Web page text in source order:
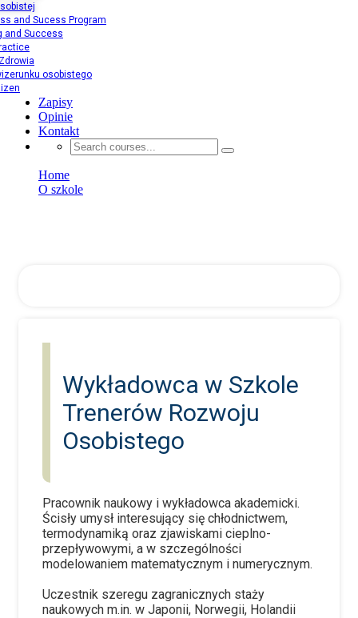
and Sucess Program
and Success
osobistego
Zapisy
Opinie
Kontakt
Home
O szkole
Wykładowca w Szkole
Trenerów Rozwoju
Osobistego
Pracownik naukowy i wykładowca akademicki.
Ścisły umysł interesujący się chłodnictwem,
termodynamiką oraz zjawiskami cieplno-
przepływowymi, a w szczególności
modelowaniem matematycznym i numerycznym.
Uczestnik szeregu zagranicznych staży
naukowych m.in. w Japonii, Norwegii, Holandii